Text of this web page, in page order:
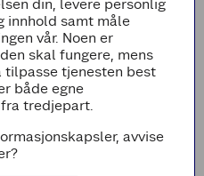
i 3x3 cm store
nykvernet pepper og
og hvitløk. Skrell gulrot
tykkbunnet gryte på
Stek kjøttet i flere
det godt og sett til
din, levere personlig
innhold samt måle
vår. Noen er
skal fungere, mens
tilpasse tjenesten best
både egne
tredjepart.
avvise